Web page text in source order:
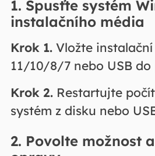
1. Spusťte systém
instalačního média
Krok 1.Vložte
11/10/8/7 nebo USB do
Krok 2.Restartujte
systém z disku nebo
2. Povolte možnost